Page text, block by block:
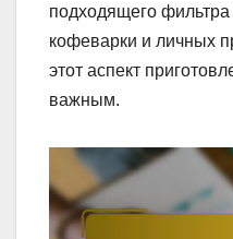
подходящего фильтра
кофеварки и личных
этот аспект
важным.